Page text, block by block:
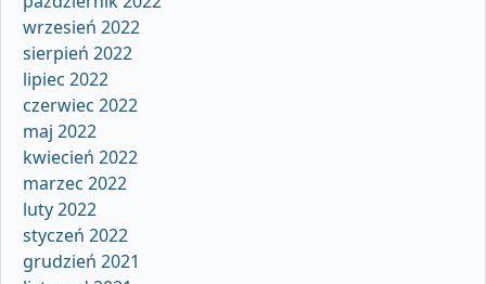
wrzesień 2022
sierpień 2022
lipiec 2022
czerwiec 2022
maj 2022
kwiecień 2022
marzec 2022
luty 2022
styczeń 2022
grudzień 2021